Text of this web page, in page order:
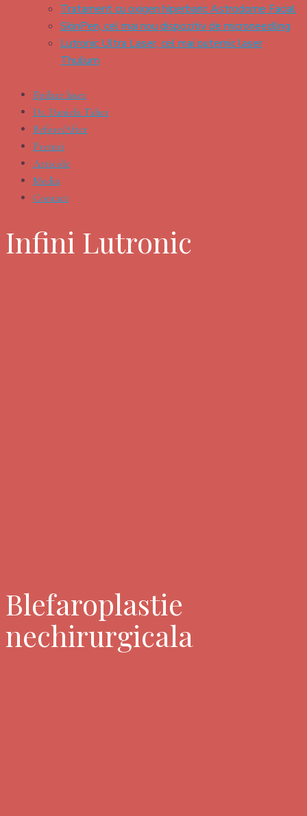
Tratament cu oxigen hiperbaric Astrodome Facial
SkinPen, cel mai nou dispozitiv de microneedling
Lutronic Ultra Laser, cel mai puternic laser
Thulium
Epilare laser
Dr. Daniela Taher
Before/After
Preturi
Articole
Media
Contact
Infini Lutronic
Blefaroplastie
nechirurgicala